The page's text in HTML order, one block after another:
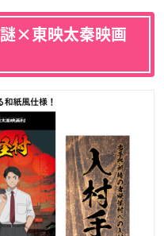
謎×東映太秦映画